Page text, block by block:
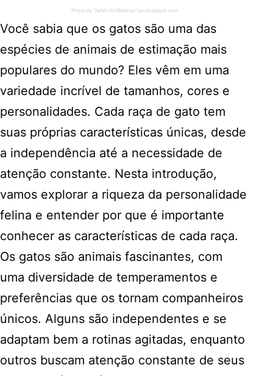
Photo by ‘Salah Ait Mokhtar’ on Unsplash.com
Você sabia que os gatos são uma das
espécies de animais de estimação mais
populares do mundo? Eles vêm em uma
variedade incrível de tamanhos, cores e
personalidades. Cada raça de gato tem
suas próprias características únicas, desde
a independência até a necessidade de
atenção constante. Nesta introdução,
vamos explorar a riqueza da personalidade
felina e entender por que é importante
conhecer as características de cada raça.
Os gatos são animais fascinantes, com
uma diversidade de temperamentos e
preferências que os tornam companheiros
únicos. Alguns são independentes e se
adaptam bem a rotinas agitadas, enquanto
outros buscam atenção constante de seus